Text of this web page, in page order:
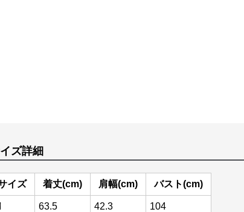
ズ詳細
イズ 着丈(cm) 肩幅(cm) バスト(cm)
63.5 42.3 104